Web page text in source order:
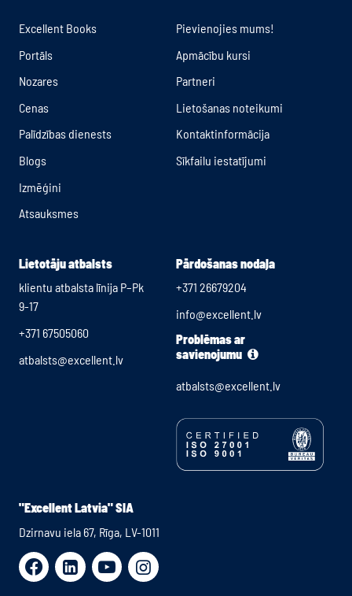
Excellent Books
Portāls
Nozares
Cenas
Palīdzības dienests
Blogs
Izmēģini
Atsauksmes
Pievienojies mums!
Apmācību kursi
Partneri
Lietošanas noteikumi
Kontaktinformācija
Sīkfailu iestatījumi
Lietotāju atbalsts
klientu atbalsta līnija P–Pk
9-17
+371 67505060
atbalsts@excellent.lv
Pārdošanas nodaļa
+371 26679204
info@excellent.lv
Problēmas ar
savienojumu
atbalsts@excellent.lv
"Excellent Latvia" SIA
Dzirnavu iela 67, Rīga, LV-1011